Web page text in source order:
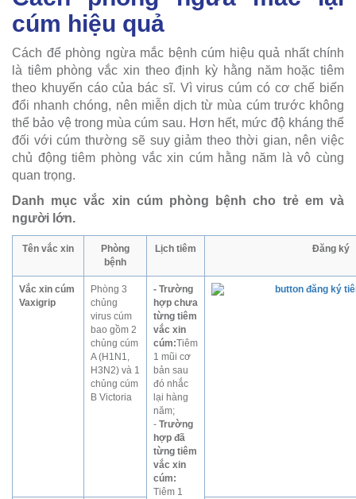
cúm hiệu quả
Cách để phòng ngừa mắc bệnh cúm hiệu quả nhất chính
là tiêm phòng vắc xin theo định kỳ hằng năm hoặc tiêm
theo khuyến cáo của bác sĩ. Vì virus cúm có cơ chế biến
đổi nhanh chóng, nên miễn dịch từ mùa cúm trước không
thể bảo vệ trong mùa cúm sau. Hơn hết, mức độ kháng thể
đối với cúm thường sẽ suy giảm theo thời gian, nên việc
chủ động tiêm phòng vắc xin cúm hằng năm là vô cùng
quan trọng.
Danh mục vắc xin cúm phòng bệnh cho trẻ em và
người lớn.
Tên vắc xin
Phòng
bệnh
Lịch tiêm Đăng ký
Vắc xin cúm
Vaxigrip
Phòng 3
chủng
virus cúm
bao gồm 2
chủng cúm
A (H1N1,
H3N2) và 1
chủng cúm
B Victoria
- Trường
hợp chưa
từng tiêm
vắc xin
cúm:Tiêm
1 mũi cơ
bản sau
đó nhắc
lại hàng
năm;
- Trường
hợp đã
từng tiêm
vắc xin
cúm:
Tiêm 1